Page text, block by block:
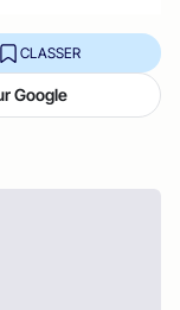
CLASSER
Google